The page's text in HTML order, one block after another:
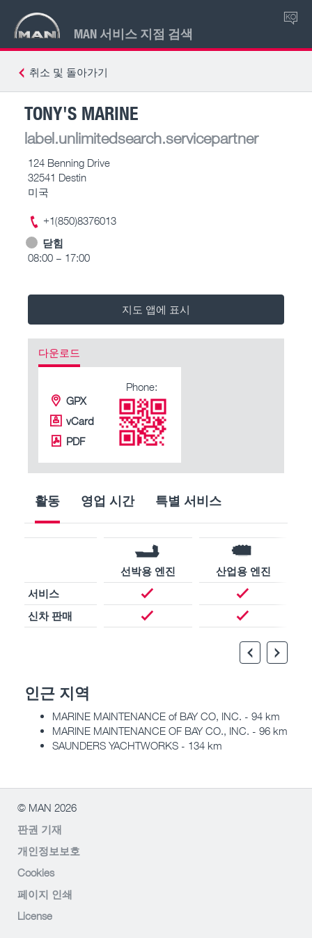
MAN 서비스 지점 검색
KO
취소 및 돌아가기
TONY'S MARINE
label.unlimitedsearch.servicepartner
124 Benning Drive
32541 Destin
미국
+1(850)8376013
닫힘
08:00 – 17:00
지도 앱에 표시
다운로드
GPX
vCard
PDF
Phone:
활동 영업 시간 특별 서비스
선박용 엔진
산업용 엔진
서비스
신차 판매
인근 지역
MARINE MAINTENANCE of BAY CO, INC. - 94 km
MARINE MAINTENANCE OF BAY CO., INC. - 96 km
SAUNDERS YACHTWORKS - 134 km
© MAN 2026
판권 기재
개인정보보호
Cookies
페이지 인쇄
License